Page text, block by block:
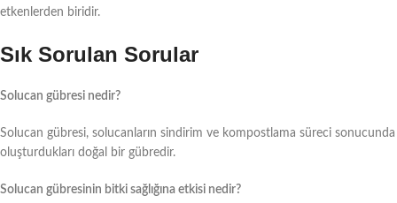
etkenlerden biridir.
Sık Sorulan Sorular
Solucan gübresi nedir?
Solucan gübresi, solucanların sindirim ve kompostlama süreci sonucunda
oluşturdukları doğal bir gübredir.
Solucan gübresinin bitki sağlığına etkisi nedir?